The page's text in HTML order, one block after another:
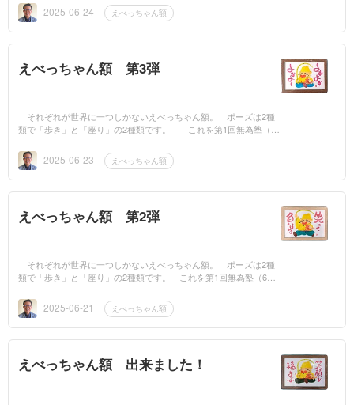
2025-06-24 えべっちゃん額
えべっちゃん額 第3弾
それぞれが世界に一つしかないえべっちゃん額。 ポーズは2種
類で「歩き」と「座り」の2種類です。 これを第1回無為塾（6
2025-06-23 えべっちゃん額
えべっちゃん額 第2弾
それぞれが世界に一つしかないえべっちゃん額。 ポーズは2種
類で「歩き」と「座り」の2種類です。 これを第1回無為塾（6月2
2025-06-21 えべっちゃん額
えべっちゃん額 出来ました！